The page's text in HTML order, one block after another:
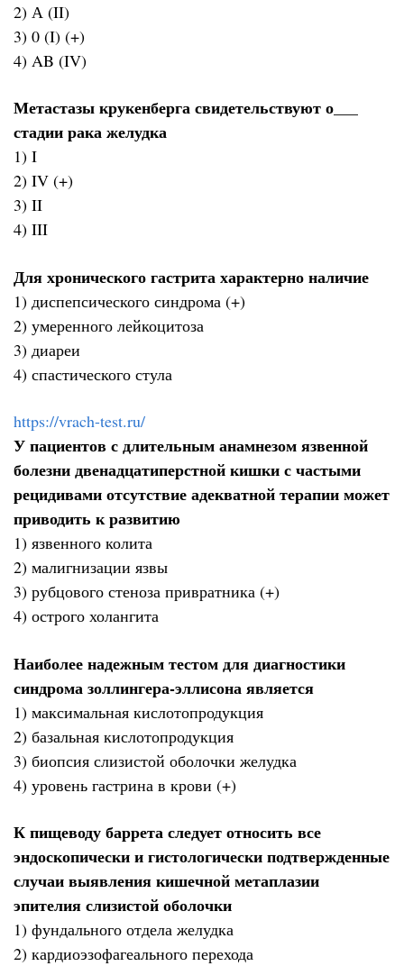
2) А (II)
3) 0 (I) (+)
4) AB (IV)
Метастазы крукенберга свидетельствуют о___
стадии рака желудка
1) I
2) IV (+)
3) II
4) III
Для хронического гастрита характерно наличие
1) диспепсического синдрома (+)
2) умеренного лейкоцитоза
3) диареи
4) спастического стула
https://vrach-test.ru/
У пациентов с длительным анамнезом язвенной
болезни двенадцатиперстной кишки с частыми
рецидивами отсутствие адекватной терапии может
приводить к развитию
1) язвенного колита
2) малигнизации язвы
3) рубцового стеноза привратника (+)
4) острого холангита
Наиболее надежным тестом для диагностики
синдрома золлингера-эллисона является
1) максимальная кислотопродукция
2) базальная кислотопродукция
3) биопсия слизистой оболочки желудка
4) уровень гастрина в крови (+)
К пищеводу баррета следует относить все
эндоскопически и гистологически подтвержденные
случаи выявления кишечной метаплазии
эпителия слизистой оболочки
1) фундального отдела желудка
2) кардиоэзофагеального перехода